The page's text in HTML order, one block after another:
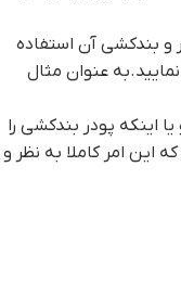
و بندکشی آن استفاده
عنوان مثال
اینکه پودر بندکشی را
این امر کاملا به نظر و